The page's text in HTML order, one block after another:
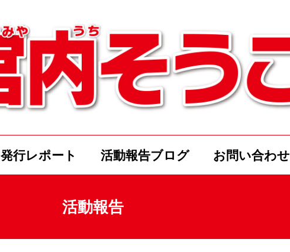
発行レポート 活動報告ブログ お問い合わせ
活動報告